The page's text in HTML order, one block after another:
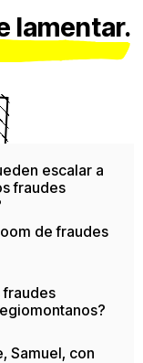
lamentar.
escalar a
fraudes
de fraudes
fraudes
Samuel, con